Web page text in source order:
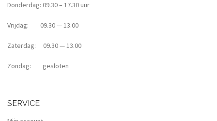
Donderdag: 09.30 – 17.30 uur
Vrijdag: 09.30 — 13.00
Zaterdag: 09.30 — 13.00
Zondag: gesloten
SERVICE